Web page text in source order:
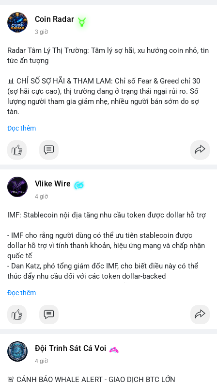
Coin Radar
3 giờ
Radar Tâm Lý Thị Trường: Tâm lý sợ hãi, xu hướng coin nhỏ, tin
tức ấn tượng
📊 CHỈ SỐ SỢ HÃI & THAM LAM: Chỉ số Fear & Greed chỉ 30
(sợ hãi cực cao), thị trường đang ở trạng thái ngại rủi ro. Số
lượng người tham gia giảm nhẹ, nhiều người bán sớm do sợ
tàn.
📈 XU HƯỚNG TÌM KIẾM & THẢO LUẬN: Biconomy (BICO),
coin được tìm kiếm nhiều nhất. Chủ đề NFT (Pudgy Penguins),
💬 DÒNG CHẢY TIN TỨC & TRUYỀN THÔNG: Bàn tán trên
Binance Square tập trung vào lệnh kẹp, dự báo NVDA và Musk
luận về Clearity Act.
💡 NHẬN ĐỊNH & KHUYẾN NGHỊ: Tâm lý ngắn hạn vẫn tiêu
cực do sợ hãi, nhưng xu hướng coin nhỏ và tin tức AI/NVIDA
có thể tạo cơ hội mua sớm. Cần theo dõi sự thay đổi trong
chính sách crypto Mỹ.
Đọc thêm
Vlike Wire
4 giờ
IMF: Stablecoin nội địa tăng nhu cầu token được dollar hỗ trợ
- IMF cho rằng người dùng có thể ưu tiên stablecoin được
dollar hỗ trợ vì tính thanh khoản, hiệu ứng mạng và chấp nhận
quốc tế
- Dan Katz, phó tổng giám đốc IMF, cho biết điều này có thể
thúc đẩy nhu cầu đối với các token dollar-backed
triển stablecoin nội địa
$btc $eth
📰 Nguồn: Cointelegraph
Đọc thêm
Đội Trinh Sát Cá Voi
4 giờ
🚨 CẢNH BÁO WHALE ALERT - GIAO DỊCH BTC LỚN